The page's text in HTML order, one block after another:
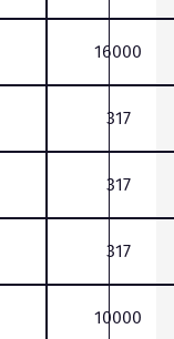
16000
317
317
317
10000